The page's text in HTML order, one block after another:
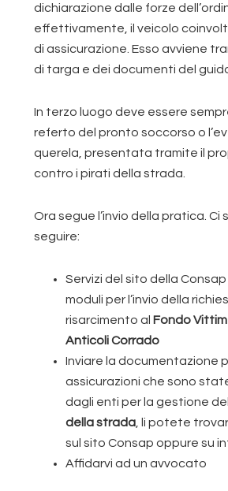
dichiarazione dalle forze
effettivamente, il veicolo
di assicurazione. Esso avviene
di targa e dei documenti del
In terzo luogo deve essere
referto del pronto soccorso o
querela, presentata tramite il
contro i pirati della strada.
Ora segue l’invio della pratica. Ci
seguire:
Servizi del sito della
moduli per l’invio della
risarcimento al Fondo
Anticoli Corrado
Inviare la documentazione
assicurazioni che sono
dagli enti per la gestione del
della strada , li potete
sul sito Consap oppure su
Affidarvi ad un avvocato